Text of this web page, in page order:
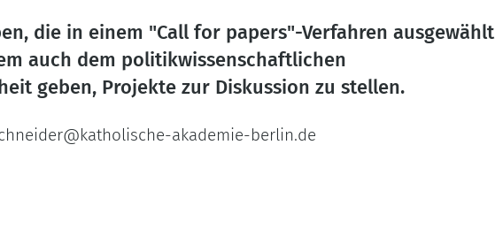
die in einem "Call for papers"-Verfahren ausgewählt
auch dem politikwissenschaftlichen
geben, Projekte zur Diskussion zu stellen.
akademie-berlin.de